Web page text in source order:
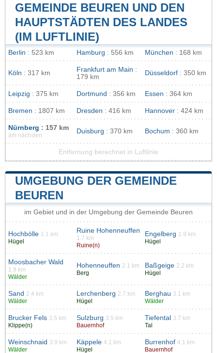
GEMEINDE BEUREN UND DEN
HAUPTSTÄDTEN DES LANDES
(IM LUFTLINIE)
Berlin : 523 km Hamburg : 556 km München : 168 km
Köln : 317 km Frankfurt am Main :
179 km
Düsseldorf : 350 km
Leipzig : 375 km Dortmund : 356 km Essen : 364 km
Bremen : 1807 km Dresden : 416 km Hannover : 424 km
Nürnberg : 157 km
am nächsten
Duisburg : 370 km Bochum : 360 km
Entfernung berechnet in Luftlinie
UMGEBUNG DER GEMEINDE
BEUREN
im Gebiet und in der Umgebung der Gemeinde Beuren
Hochbölle 1.1 km
Hügel
Ruine Hohenneuffen
1.7 km
Ruine(n)
Engelberg 1.9 km
Hügel
Moosbacher Wald
1.9 km
Wälder
Hohenneuffen 2.1 km
Berg
Baßgeige 2.2 km
Hügel
Sand 2.4 km
Wälder
Lerchenberg 2.7 km
Hügel
Berghau 3.1 km
Wälder
Brucker Fels 3.5 km
Klippe(n)
Sulzburg 3.5 km
Bauernhof
Tiefental
3.7 km
Tal
Weinschnaid 3.9 km
Wälder
Käppele 4.1 km
Hügel
Burrenhof 4.1 km
Bauernhof